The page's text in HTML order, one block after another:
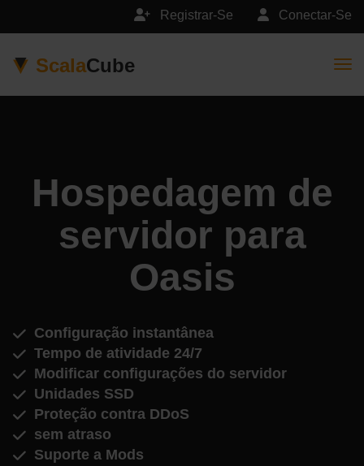
Conectar-Se
Registrar-Se
ScalaCube
Hospedagem de
servidor para
Oasis
Configuração instantânea
Tempo de atividade 24/7
Modificar configurações do servidor
Unidades SSD
Proteção contra DDoS
sem atraso
Suporte a Mods